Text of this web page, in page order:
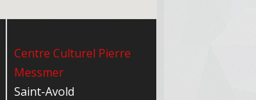
Centre Culturel Pierre
Messmer
Saint-Avold